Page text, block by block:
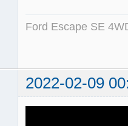
Ford Escape SE
2022-02-09